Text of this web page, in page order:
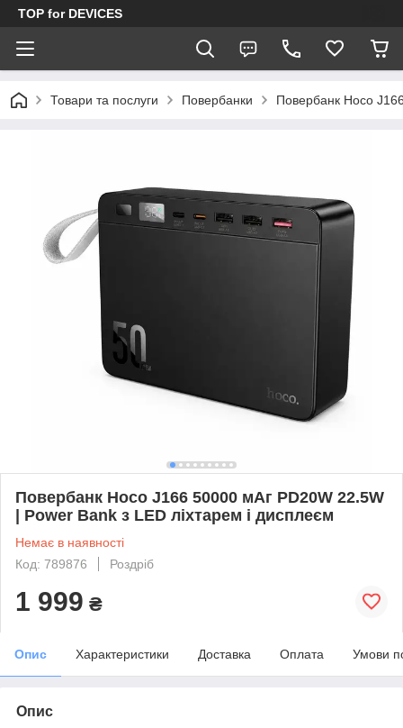
TOP for DEVICES
Товари та послуги Повербанки Повербанк Hoco
Повербанк Hoco J166 50000 мАг PD20W 22.5W
| Power Bank з LED ліхтарем і дисплеєм
Немає в наявності
Код: 789876
Роздріб
1 999 ₴
Опис Характеристики Доставка Оплата Умови
Опис